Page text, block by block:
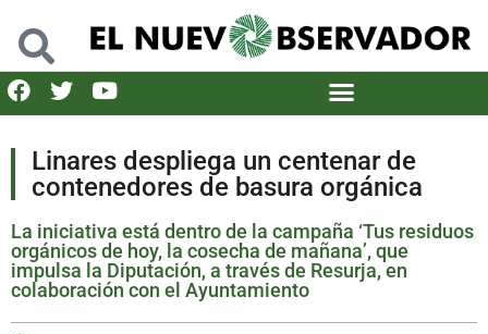
Linares despliega un centenar de
contenedores de basura orgánica
La iniciativa está dentro de la campaña ‘Tus residuos
orgánicos de hoy, la cosecha de mañana’, que
impulsa la Diputación, a través de Resurja, en
colaboración con el Ayuntamiento